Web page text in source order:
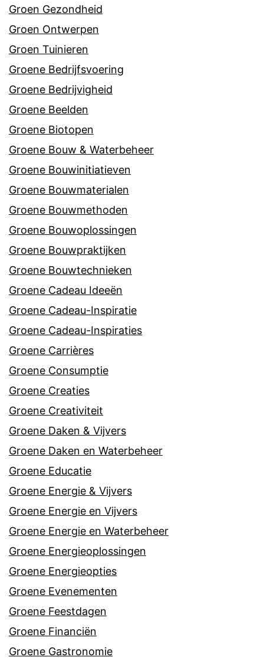
Groen Gezondheid
Groen Ontwerpen
Groen Tuinieren
Groene Bedrijfsvoering
Groene Bedrijvigheid
Groene Beelden
Groene Biotopen
Groene Bouw & Waterbeheer
Groene Bouwinitiatieven
Groene Bouwmaterialen
Groene Bouwmethoden
Groene Bouwoplossingen
Groene Bouwpraktijken
Groene Bouwtechnieken
Groene Cadeau Ideeën
Groene Cadeau-Inspiratie
Groene Cadeau-Inspiraties
Groene Carrières
Groene Consumptie
Groene Creaties
Groene Creativiteit
Groene Daken & Vijvers
Groene Daken en Waterbeheer
Groene Educatie
Groene Energie & Vijvers
Groene Energie en Vijvers
Groene Energie en Waterbeheer
Groene Energieoplossingen
Groene Energieopties
Groene Evenementen
Groene Feestdagen
Groene Financiën
Groene Gastronomie